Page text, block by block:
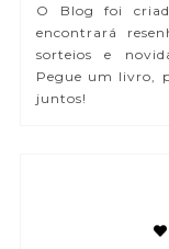
O Blog foi
encontrará
sorteios e
Pegue um livro,
juntos!